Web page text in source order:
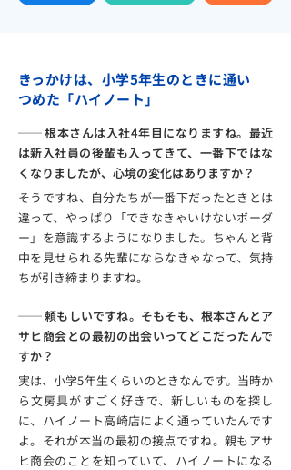
きっかけは、小学5年生のときに通い
つめた「ハイノート」
── 根本さんは入社4年目になりますね。最近
は新入社員の後輩も入ってきて、一番下ではな
くなりましたが、心境の変化はありますか？
そうですね、自分たちが一番下だったときとは
違って、やっぱり「できなきゃいけないボーダ
ー」を意識するようになりました。ちゃんと背
中を見せられる先輩にならなきゃなって、気持
ちが引き締まりますね。
── 頼もしいですね。そもそも、根本さんとア
サヒ商会との最初の出会いってどこだったんで
すか？
実は、小学5年生くらいのときなんです。当時か
ら文房具がすごく好きで、新しいものを探し
に、ハイノート高崎店によく通っていたんです
よ。それが本当の最初の接点ですね。親もアサ
ヒ商会のことを知っていて、ハイノートになる